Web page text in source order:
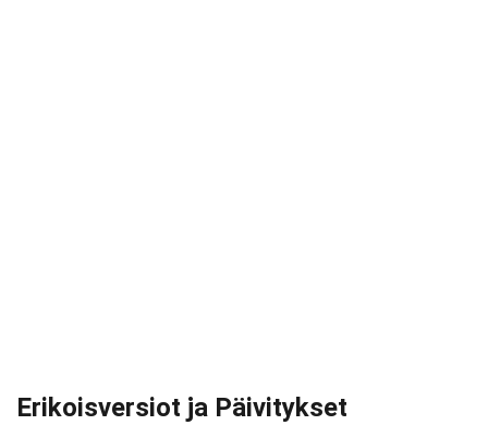
Erikoisversiot ja Päivitykset